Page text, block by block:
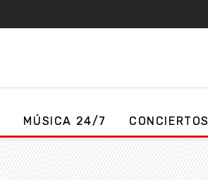
MÚSICA 24/7 CONCIERTOS